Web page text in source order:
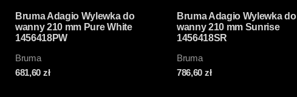
Bruma Adagio Wylewka do
wanny 210 mm Pure White
1456418PW
Bruma
681,60 zł
Bruma Adagio Wylewka do
wanny 210 mm Sunrise
1456418SR
Bruma
786,60 zł